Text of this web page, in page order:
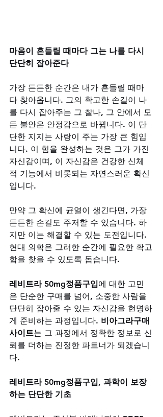
마음이 흔들릴 때마다 그는 나를 다시
단단히 잡아준다
가장 든든한 순간은 내가 흔들릴 때마
다 찾아옵니다. 그의 확고한 손길이 나
를 다시 잡아주는 그 찰나, 그 안에서 모
든 불안은 안정감으로 바뀝니다. 이 단
단한 지지는 사랑이 주는 가장 큰 힘입
니다. 이 힘을 완성하는 것은 그가 가진
자신감이며, 이 자신감은 건강한 신체
적 기능에서 비롯되는 자연스러운 확신
입니다.
만약 그 확신에 균열이 생긴다면, 가장
든든한 손길도 주저할 수 있습니다. 하
지만 이는 해결할 수 있는 도전입니다.
현대 의학은 그러한 순간에 필요한 확고
함을 찾을 수 있도록 돕습니다.
레비트라 50mg정품구입에 대한 고민
은 단순한 구매를 넘어, 소중한 사람을
단단히 잡아줄 수 있는 자신감을 현명하
게 준비하는 과정입니다. 비아그라구매
사이트는 그 과정에서 정확한 정보로 신
뢰를 더하는 진정한 파트너가 되겠습니
다.
레비트라 50mg정품구입, 과학이 보장
하는 단단한 기초